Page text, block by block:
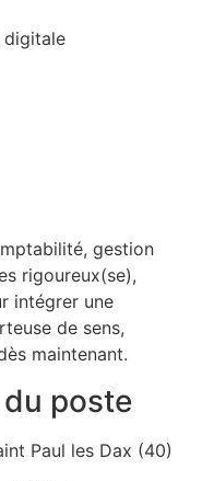
digitale
gestion
rigoureux(se),
intégrer une
de sens,
maintenant.
poste
Paul les Dax (40)